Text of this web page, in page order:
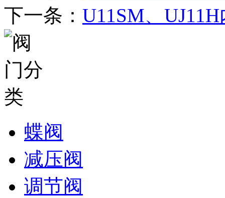
下一条： U11SM、
蝶阀
减压阀
调节阀